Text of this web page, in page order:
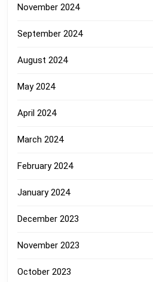
November 2024
September 2024
August 2024
May 2024
April 2024
March 2024
February 2024
January 2024
December 2023
November 2023
October 2023